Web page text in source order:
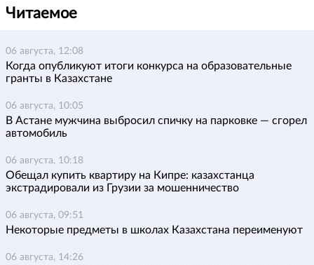
Читаемое
06 августа, 12:08
Когда опубликуют итоги конкурса на образовательные
гранты в Казахстане
06 августа, 10:05
В Астане мужчина выбросил спичку на парковке — сгорел
автомобиль
06 августа, 10:18
Обещал купить квартиру на Кипре: казахстанца
экстрадировали из Грузии за мошенничество
06 августа, 09:51
Некоторые предметы в школах Казахстана переименуют
06 августа, 14:26